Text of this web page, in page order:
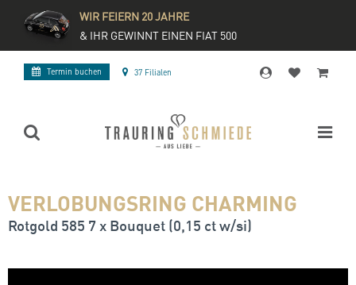
WIR FEIERN 20 JAHRE
& IHR GEWINNT EINEN FIAT 500
Termin buchen 37 Filialen
VERLOBUNGSRING CHARMING
Rotgold 585 7 x Bouquet (0,15 ct w/si)